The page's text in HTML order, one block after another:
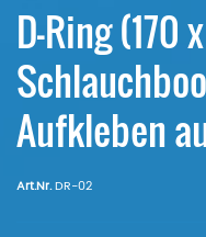
D-Ring (170
Aufkleben
Art.Nr.DR-02